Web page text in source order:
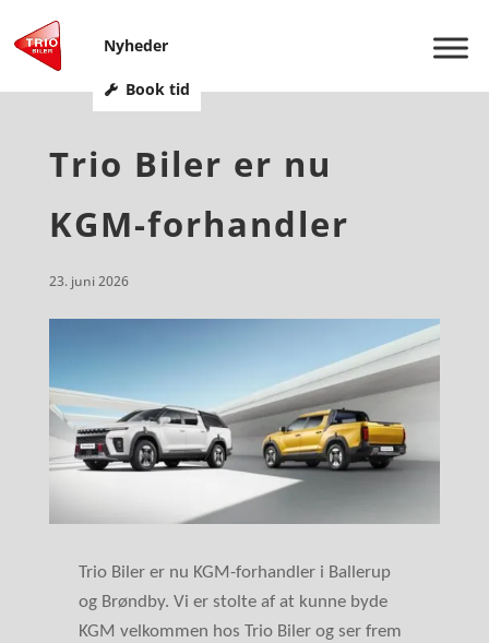
Nyheder
Book tid
Trio Biler er nu
KGM-forhandler
23. juni 2026
Trio Biler er nu KGM-forhandler i Ballerup
og Brøndby. Vi er stolte af at kunne byde
KGM velkommen hos Trio Biler og ser frem